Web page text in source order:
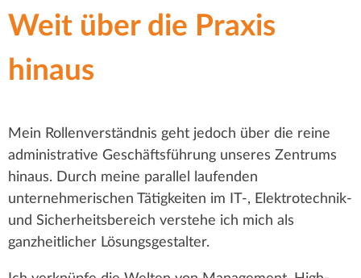
Weit über die Praxis
hinaus
Mein Rollenverständnis geht jedoch über die reine
administrative Geschäftsführung unseres Zentrums
hinaus. Durch meine parallel laufenden
unternehmerischen Tätigkeiten im IT-, Elektrotechnik-
und Sicherheitsbereich verstehe ich mich als
ganzheitlicher Lösungsgestalter.